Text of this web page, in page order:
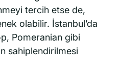
tercih etse de,
olabilir. İstanbul’da
Pomeranian gibi
sahiplendirilmesi